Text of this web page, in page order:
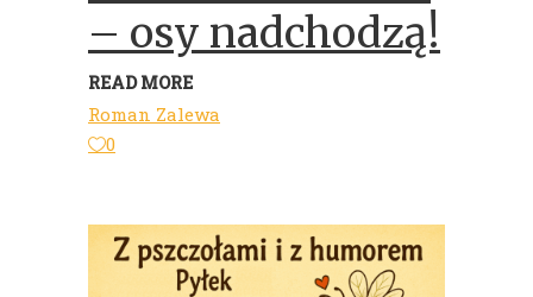
– osy nadchodzą!
READ MORE
Roman Zalewa
0